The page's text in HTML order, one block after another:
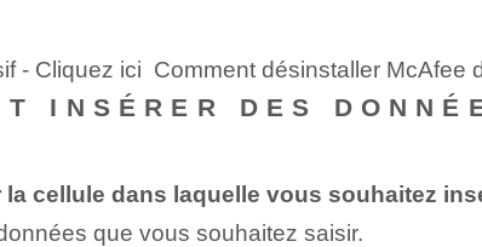
- Cliquez ici Comment désinstaller McAfee
INSÉRER DES
la cellule dans laquelle vous souhaitez
que vous souhaitez saisir.